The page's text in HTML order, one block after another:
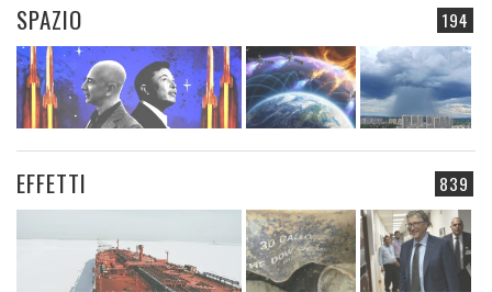
194
SPAZIO
839
EFFETTI